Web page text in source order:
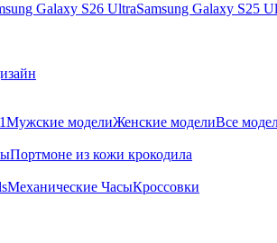
Galaxy S26 UltraSamsung Galaxy S25
Мужские моделиЖенские моделиВсе
Портмоне из кожи крокодила
Механические ЧасыКроссовки